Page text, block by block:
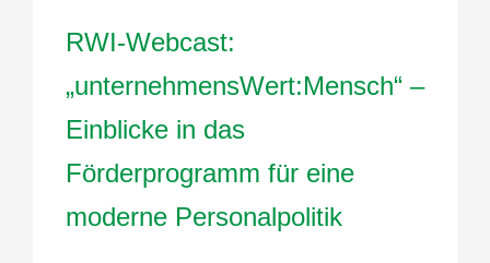
RWI-Webcast:
„unternehmensWert:Mensch“ –
Einblicke in das
Förderprogramm für eine
moderne Personalpolitik